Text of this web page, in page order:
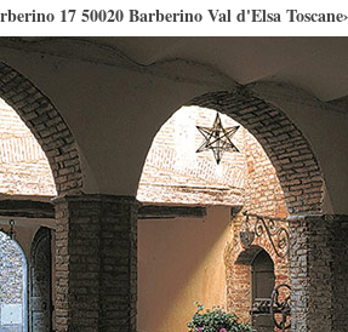
17 50020 Barberino Val d'Elsa Toscane›